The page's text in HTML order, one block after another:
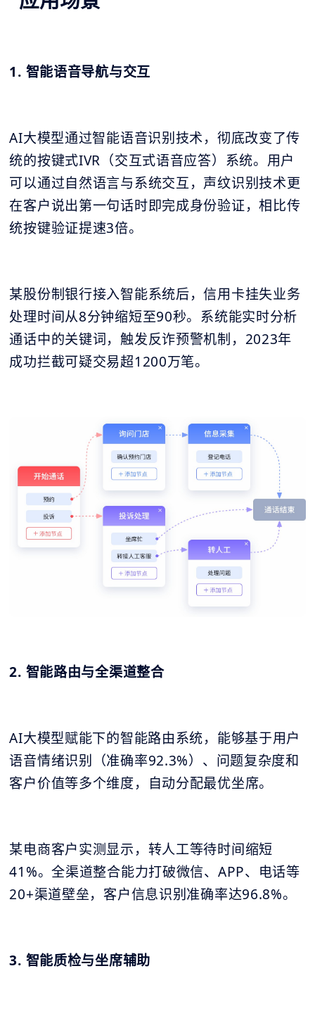
1. 智能语音导航与交互
AI大模型通过智能语音识别技术，彻底改变了传
统的按键式IVR（交互式语音应答）系统。用户
可以通过自然语言与系统交互，声纹识别技术更
在客户说出第一句话时即完成身份验证，相比传
统按键验证提速3倍。
某股份制银行接入智能系统后，信用卡挂失业务
处理时间从8分钟缩短至90秒。系统能实时分析
通话中的关键词，触发反诈预警机制，2023年
成功拦截可疑交易超1200万笔。
2. 智能路由与全渠道整合
AI大模型赋能下的智能路由系统，能够基于用户
语音情绪识别（准确率92.3%）、问题复杂度和
客户价值等多个维度，自动分配最优坐席。
某电商客户实测显示，转人工等待时间缩短
41%。全渠道整合能力打破微信、APP、电话等
20+渠道壁垒，客户信息识别准确率达96.8%。
3. 智能质检与坐席辅助